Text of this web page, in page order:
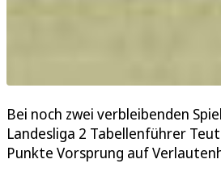
Bei noch zwei verbleibenden
Landesliga 2 Tabellenführer
Punkte Vorsprung auf